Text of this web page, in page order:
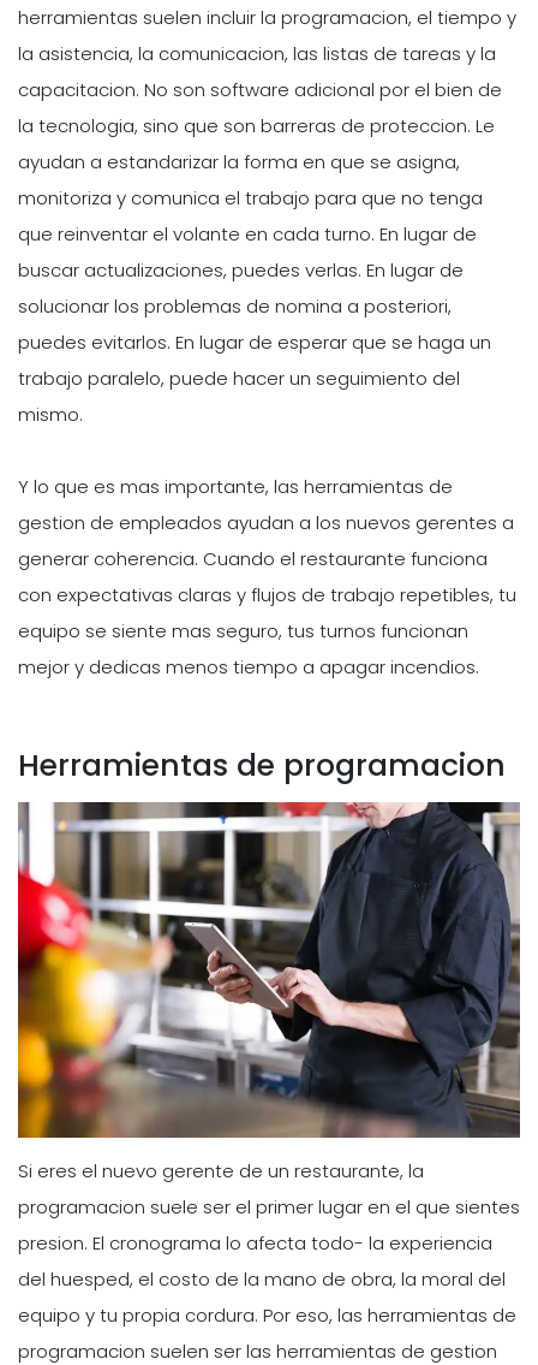
herramientas suelen incluir la programacion, el tiempo y
la asistencia, la comunicacion, las listas de tareas y la
capacitacion. No son software adicional por el bien de
la tecnologia, sino que son barreras de proteccion. Le
ayudan a estandarizar la forma en que se asigna,
monitoriza y comunica el trabajo para que no tenga
que reinventar el volante en cada turno. En lugar de
buscar actualizaciones, puedes verlas. En lugar de
solucionar los problemas de nomina a posteriori,
puedes evitarlos. En lugar de esperar que se haga un
trabajo paralelo, puede hacer un seguimiento del
mismo.
Y lo que es mas importante, las herramientas de
gestion de empleados ayudan a los nuevos gerentes a
generar coherencia. Cuando el restaurante funciona
con expectativas claras y flujos de trabajo repetibles, tu
equipo se siente mas seguro, tus turnos funcionan
mejor y dedicas menos tiempo a apagar incendios.
Herramientas de programacion
Si eres el nuevo gerente de un restaurante, la
programacion suele ser el primer lugar en el que sientes
presion. El cronograma lo afecta todo- la experiencia
del huesped, el costo de la mano de obra, la moral del
equipo y tu propia cordura. Por eso, las herramientas de
programacion suelen ser las herramientas de gestion